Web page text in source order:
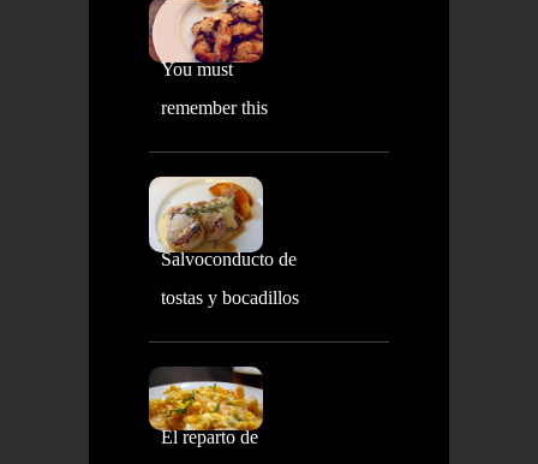
You must
remember this
Salvoconducto de
tostas y bocadillos
El reparto de